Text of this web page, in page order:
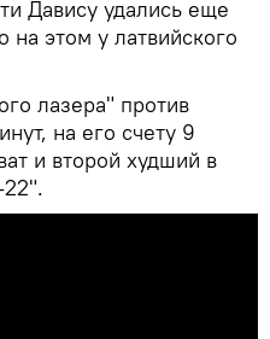
Давису удались еще
на этом у латвийского
лазера" против
на его счету 9
и второй худший в